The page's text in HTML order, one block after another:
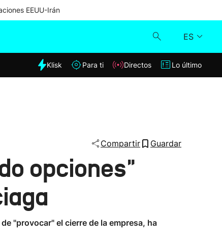
EEUU-Irán
ES
Klisk
Klisk Para ti Directos Lo último
Compartir Guardar
opciones"
"provocar" el cierre de la empresa, ha